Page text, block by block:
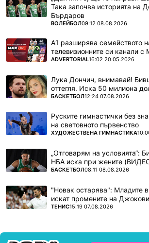
Така започва историята на
Бърдаров
ПОВЕЧЕ ОТ
ВОЛЕЙБОЛ09:12 08.08.2026
А1 разширява семейството
телевизионните си канали с
ПОВЕЧЕ ОТ
ADVERTORIAL16:02 20.05.2026
Лука Дончич, внимавай!
оттегля. Иска 50 милиона
ПОВЕЧЕ ОТ
БАСКЕТБОЛ12:24 07.08.2026
Руските гимнастички без
на световното първенство
ПОВЕЧЕ ОТ
ХУДОЖЕСТВЕНА ГИМНАСТИКА
„Отговарям на условията“:
НБА иска при жените
ПОВЕЧЕ ОТ
БАСКЕТБОЛ08:11 08.08.2026
"Новак остарява": Младите
искат промените на
ПОВЕЧЕ ОТ
ТЕНИС15:19 07.08.2026